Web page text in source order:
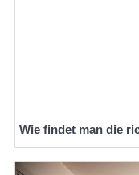
Wie findet man die